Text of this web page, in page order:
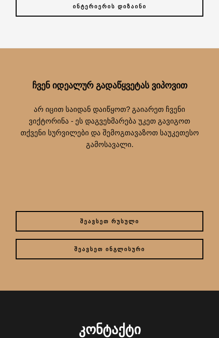
ᲘᲜᲢᲔᲠᲘᲔᲠᲘᲡ ᲓᲘᲖᲐᲘᲜᲘ
ᲩᲕᲔᲜ ᲘᲓᲔᲐᲚᲣᲠ ᲒᲐᲓᲐᲬᲧᲕᲔᲢᲐᲡ ᲕᲘᲞᲝᲕᲘᲗ
არ იცით საიდან დაიწყოთ? გაიარეთ ჩვენი
ვიქტორინა - ეს დაგვეხმარება უკეთ გავიგოთ
თქვენი სურვილები და შემოგთავაზოთ საუკეთესო
გამოსავალი.
ᲨᲔᲐᲕᲡᲔᲗ ᲠᲣᲡᲣᲚᲘ
ᲨᲔᲐᲕᲡᲔᲗ ᲘᲜᲒᲚᲘᲡᲣᲠᲘ
ᲙᲝᲜᲢᲐᲥᲢᲘ